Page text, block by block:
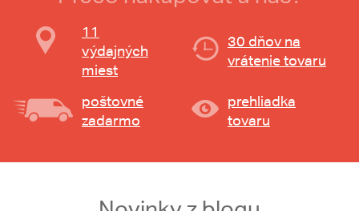
11
výdajných
miest
30 dňov na
vrátenie tovaru
poštovné
zadarmo
prehliadka
tovaru